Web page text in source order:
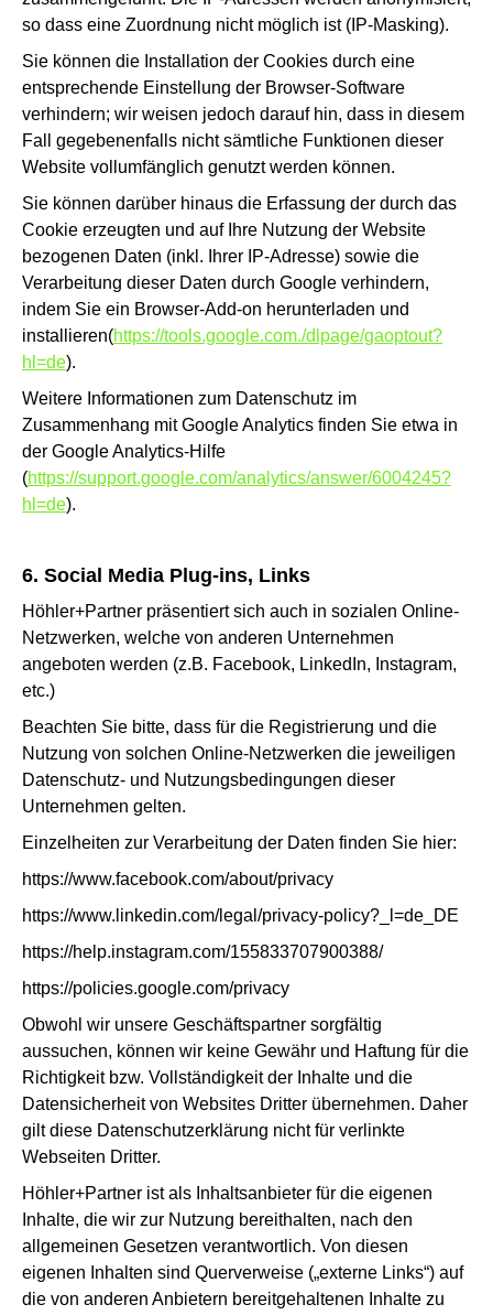
so dass eine Zuordnung nicht möglich ist (IP-Masking).
Sie können die Installation der Cookies durch eine
entsprechende Einstellung der Browser-Software
verhindern; wir weisen jedoch darauf hin, dass in diesem
Fall gegebenenfalls nicht sämtliche Funktionen dieser
Website vollumfänglich genutzt werden können.
Sie können darüber hinaus die Erfassung der durch das
Cookie erzeugten und auf Ihre Nutzung der Website
bezogenen Daten (inkl. Ihrer IP-Adresse) sowie die
Verarbeitung dieser Daten durch Google verhindern,
indem Sie ein Browser-Add-on herunterladen und
installieren(https://tools.google.com./dlpage/gaoptout?
hl=de).
Weitere Informationen zum Datenschutz im
Zusammenhang mit Google Analytics finden Sie etwa in
der Google Analytics-Hilfe
(https://support.google.com/analytics/answer/6004245?
hl=de).
6. Social Media Plug-ins, Links
Höhler+Partner präsentiert sich auch in sozialen Online-
Netzwerken, welche von anderen Unternehmen
angeboten werden (z.B. Facebook, LinkedIn, Instagram,
etc.)
Beachten Sie bitte, dass für die Registrierung und die
Nutzung von solchen Online-Netzwerken die jeweiligen
Datenschutz- und Nutzungsbedingungen dieser
Unternehmen gelten.
Einzelheiten zur Verarbeitung der Daten finden Sie hier:
https://www.facebook.com/about/privacy
https://www.linkedin.com/legal/privacy-policy?_l=de_DE
https://help.instagram.com/155833707900388/
https://policies.google.com/privacy
Obwohl wir unsere Geschäftspartner sorgfältig
aussuchen, können wir keine Gewähr und Haftung für die
Richtigkeit bzw. Vollständigkeit der Inhalte und die
Datensicherheit von Websites Dritter übernehmen. Daher
gilt diese Datenschutzerklärung nicht für verlinkte
Webseiten Dritter.
Höhler+Partner ist als Inhaltsanbieter für die eigenen
Inhalte, die wir zur Nutzung bereithalten, nach den
allgemeinen Gesetzen verantwortlich. Von diesen
eigenen Inhalten sind Querverweise („externe Links“) auf
die von anderen Anbietern bereitgehaltenen Inhalte zu